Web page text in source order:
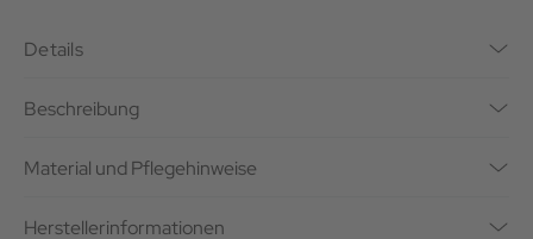
Details
Beschreibung
Material und Pflegehinweise
Herstellerinformationen